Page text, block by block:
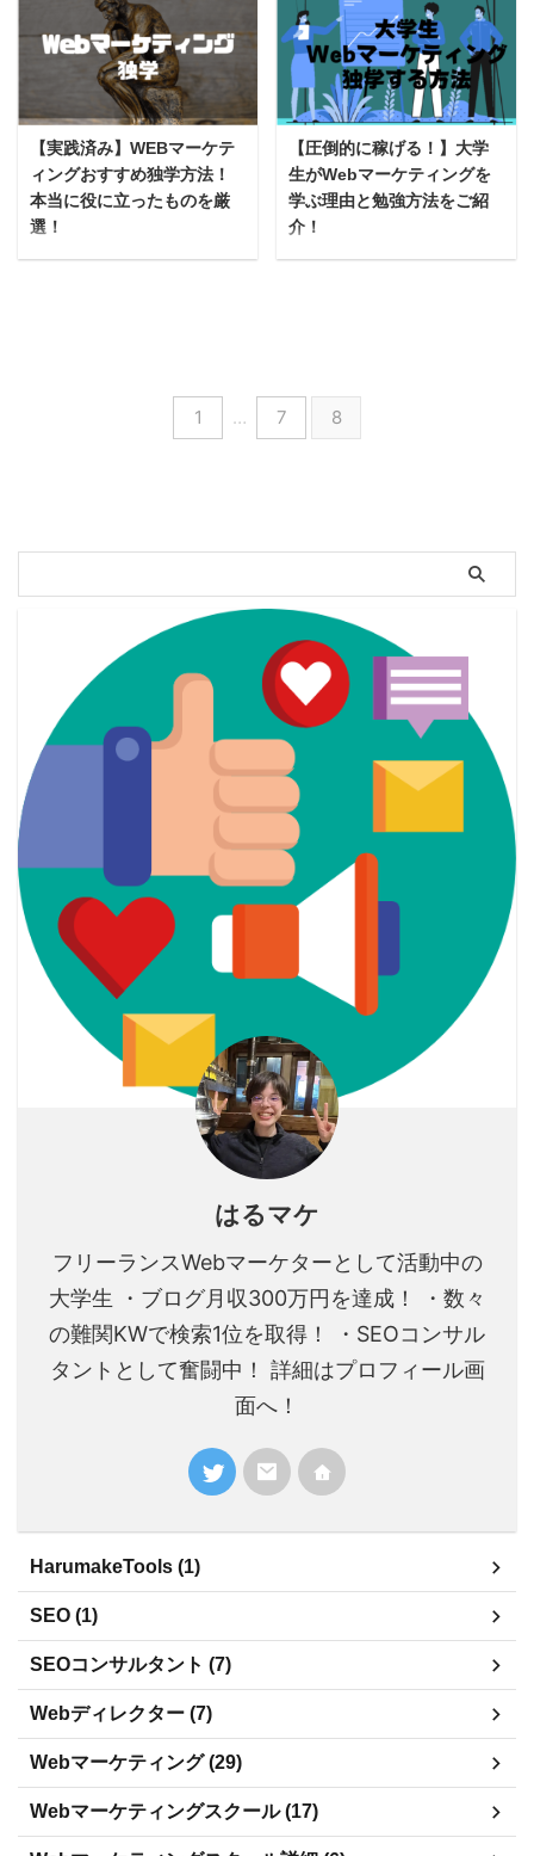
ーケター…449万円 SEOマ ...
い。 なぜ大学生は自己投資をす
るべきなのか どうして大学生は
...
グの施策や内容を詳しく知りた
い！」 最近Webマーケティング
という言葉を、よく耳にしますよ
ね。 しかし、そもそもWebマー
ケティングとは、一体どのような
施策なのでしょうか。 Webマー
ケティングとは、Webサイトなど
を活用してユーザーを集客し、サ
ービスや商品の購入につなげる施
策のひとつです。 この記事で
は、Webマーケティングの基礎知
って将来性あるの？ 近年、転職
などでも人気のあるWEBマーケ
ティング関連の仕事が注目を集め
ています。 その中でも、SEOコ
ンサルタントに興味や関心を持っ
うか？ SEOコンサルタントは、
SEO対策を専門にしている職業の
ことです。 SEOコンサルタント
は将来性があり、今後人気も高ま
【実践済み】WEBマーケテ
ィングおすすめ独学方法！
本当に役に立ったものを厳
選！
「Webマーケティングを独学する
ケティングを学ぶために、何から
始めていいかわからない方もいま
に成功している人が多いです！
また独学は圧倒的に ...
【圧倒的に稼げる！】大学
生がWebマーケティングを
学ぶ理由と勉強方法をご紹
介！
Webマーケティングの勉強方法っ
マーケティング」 大学生の方の
中には、Webマーケティングのス
んのメリットを感じることができ
ティングのメリット アルバイト
よりも稼げる 時間 ...
1 … 7 8
はるマケ
フリーランスWebマーケターとして活動中の
大学生 ・ブログ月収300万円を達成！ ・数々
の難関KWで検索1位を取得！ ・SEOコンサル
タントとして奮闘中！ 詳細はプロフィール画
面へ！
HarumakeTools (1)
SEO (1)
SEOコンサルタント (7)
Webディレクター (7)
Webマーケティング (29)
Webマーケティングスクール (17)